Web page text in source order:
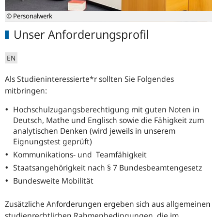
© Personalwerk
Unser Anforderungsprofil
EN
Als Studieninteressierte*r sollten Sie Folgendes
mitbringen:
Hochschulzugangsberechtigung mit guten Noten in
Deutsch, Mathe und Englisch sowie die Fähigkeit zum
analytischen Denken (wird jeweils in unserem
Eignungs­test geprüft)
Kommunikations- und Teamfähigkeit
Staatsangehörigkeit nach § 7 Bundesbeamtengesetz
Bundesweite Mobilität
Zusätzliche Anforderungen ergeben sich aus allgemeinen